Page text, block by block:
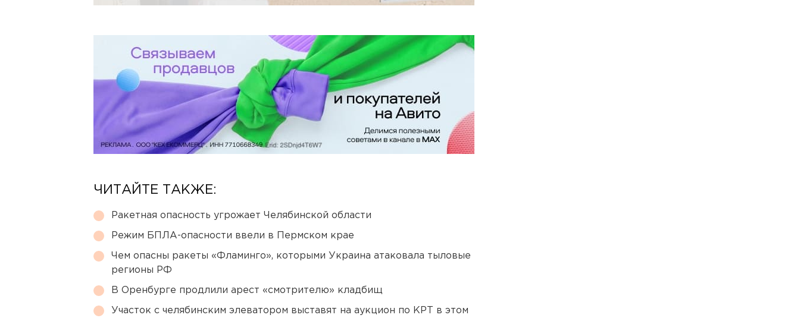
ЧИТАЙТЕ ТАКЖЕ:
Ракетная опасность угрожает Челябинской области
Режим БПЛА-опасности ввели в Пермском крае
Чем опасны ракеты «Фламинго», которыми Украина атаковала тыловые
регионы РФ
В Оренбурге продлили арест «смотрителю» кладбищ
Участок с челябинским элеватором выставят на аукцион по КРТ в этом